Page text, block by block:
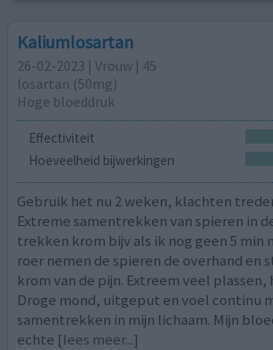
Kaliumlosartan
26-02-2023 | Vrouw | 45
losartan (50mg)
Hoge bloeddruk
Effectiviteit
Hoeveelheid bijwerkingen
Gebruik het nu 2 weken, klachten
Extreme samentrekken van spieren in
trekken krom bijv als ik nog geen 5 min
roer nemen de spieren de overhand en
krom van de pijn. Extreem veel plassen,
Droge mond, uitgeput en voel continu
samentrekken in mijn lichaam. Mijn
echte [lees meer...]